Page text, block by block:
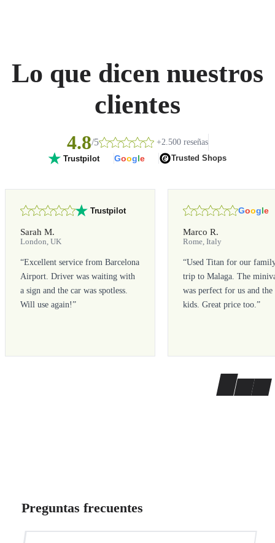
Lo que dicen nuestros
clientes
4.8/5 +2.500 reseñas
Trustpilot Google Trusted Shops
Trustpilot
Sarah M.
London, UK
“Excellent service from Barcelona
Airport. Driver was waiting with
a sign and the car was spotless.
Will use again!”
Google
Marco R.
Rome, Italy
“Used Titan for our
trip to Malaga. The
was perfect for us and the
kids. Great price too.”
Preguntas frecuentes